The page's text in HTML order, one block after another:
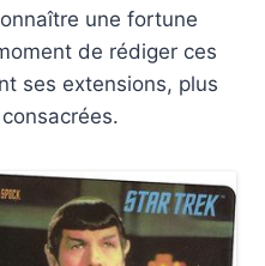
une fortune
de rédiger ces
ses extensions, plus